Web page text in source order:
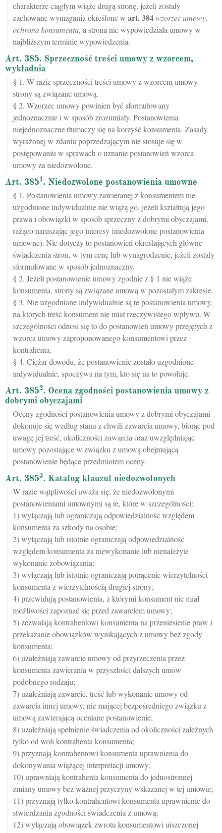
charakterze ciągłym wiąże drugą stronę, jeżeli zostały
zachowane wymagania określone w art.384wzorzec umowy,
ochrona konsumenta, a strona nie wypowiedziała umowy w
najbliższym terminie wypowiedzenia.
Art. 385. Sprzeczność treści umowy z wzorcem,
wykładnia
§ 1. W razie sprzeczności treści umowy z wzorcem umowy
strony są związane umową.
§ 2. Wzorzec umowy powinien być sformułowany
jednoznacznie i w sposób zrozumiały. Postanowienia
niejednoznaczne tłumaczy się na korzyść konsumenta. Zasady
wyrażonej w zdaniu poprzedzającym nie stosuje się w
postępowaniu w sprawach o uznanie postanowień wzorca
umowy za niedozwolone.
Art. 3851. Niedozwolone postanowienia umowne
§ 1. Postanowienia umowy zawieranej z konsumentem nie
uzgodnione indywidualnie nie wiążą go, jeżeli kształtują jego
prawa i obowiązki w sposób sprzeczny z dobrymi obyczajami,
rażąco naruszając jego interesy (niedozwolone postanowienia
umowne). Nie dotyczy to postanowień określających główne
świadczenia stron, w tym cenę lub wynagrodzenie, jeżeli zostały
sformułowane w sposób jednoznaczny.
§ 2. Jeżeli postanowienie umowy zgodnie z § 1 nie wiąże
konsumenta, strony są związane umową w pozostałym zakresie.
§ 3. Nie uzgodnione indywidualnie są te postanowienia umowy,
na których treść konsument nie miał rzeczywistego wpływu. W
szczególności odnosi się to do postanowień umowy przejętych z
wzorca umowy zaproponowanego konsumentowi przez
kontrahenta.
§ 4. Ciężar dowodu, że postanowienie zostało uzgodnione
indywidualnie, spoczywa na tym, kto się na to powołuje.
Art. 3852. Ocena zgodności postanowienia umowy z
dobrymi obyczajami
Oceny zgodności postanowienia umowy z dobrymi obyczajami
dokonuje się według stanu z chwili zawarcia umowy, biorąc pod
uwagę jej treść, okoliczności zawarcia oraz uwzględniając
umowy pozostające w związku z umową obejmującą
postanowienie będące przedmiotem oceny.
Art. 3853. Katalog klauzul niedozwolonych
W razie wątpliwości uważa się, że niedozwolonymi
postanowieniami umownymi są te, które w szczególności:
1) wyłączają lub ograniczają odpowiedzialność względem
konsumenta za szkody na osobie;
2) wyłączają lub istotnie ograniczają odpowiedzialność
względem konsumenta za niewykonanie lub nienależyte
wykonanie zobowiązania;
3) wyłączają lub istotnie ograniczają potrącenie wierzytelności
konsumenta z wierzytelnością drugiej strony;
4) przewidują postanowienia, z którymi konsument nie miał
możliwości zapoznać się przed zawarciem umowy;
5) zezwalają kontrahentowi konsumenta na przeniesienie praw i
przekazanie obowiązków wynikających z umowy bez zgody
konsumenta;
6) uzależniają zawarcie umowy od przyrzeczenia przez
konsumenta zawierania w przyszłości dalszych umów
podobnego rodzaju;
7) uzależniają zawarcie, treść lub wykonanie umowy od
zawarcia innej umowy, nie mającej bezpośredniego związku z
umową zawierającą oceniane postanowienie;
8) uzależniają spełnienie świadczenia od okoliczności zależnych
tylko od woli kontrahenta konsumenta;
9) przyznają kontrahentowi konsumenta uprawnienia do
dokonywania wiążącej interpretacji umowy;
10) uprawniają kontrahenta konsumenta do jednostronnej
zmiany umowy bez ważnej przyczyny wskazanej w tej umowie;
11) przyznają tylko kontrahentowi konsumenta uprawnienie do
stwierdzania zgodności świadczenia z umową;
12) wyłączają obowiązek zwrotu konsumentowi uiszczonej